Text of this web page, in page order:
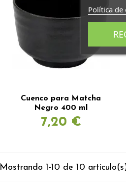
Cuenco para Matcha
Negro 400 ml
7,20 €
Mostrando 1-10 de 10
Política de